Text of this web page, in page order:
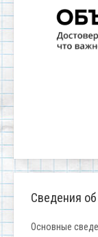
Сведения об
Основные